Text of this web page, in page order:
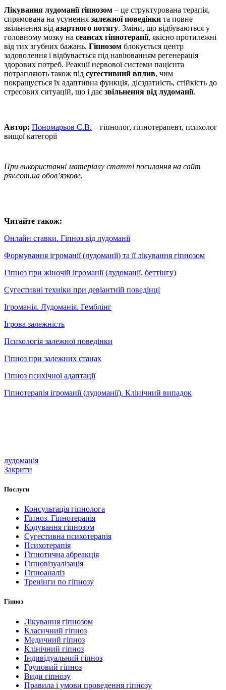
Лікування лудоманії гіпнозом – це структурована терапія,
спрямована на усунення залежної поведінки та повне
звільнення від азартного потягу. Зміни, що відбуваються у
головному мозку на сеансах гіпнотерапії, якісно протилежні
від тих згубних бажань. Гіпнозом блокується центр
задоволення і відбувається під навіюванням регенерація
здорових потреб. Реакції нервової системи пацієнта
потрапляють також під сугестивний вплив, чим
покращується їх адаптивна функція, дієздатність, стійкість до
стресових ситуацій, що і дає звільнення від лудоманії.
Автор: Пономарьов С.В. – гіпнолог, гіпнотерапевт, психолог
вищої категорії
При використанні матеріалу статті посилання на сайт
psv.com.ua обов’язкове.
Читайте також:
Онлайн ставки. Гіпноз від лудоманії
Формування ігроманії (лудоманії) та її лікування гіпнозом
Гіпноз при жіночій ігроманії (лудоманії, беттінгу)
Сугестивні техніки при девіантній поведінці
Ігроманія. Лудоманія. Гемблінг
Ігрова залежність
Психологія залежної поведінки
Гіпноз при залежних станах
Гіпноз психічної адаптації
Гіпнотерапія ігроманії (лудоманії). Клінічний випадок
лудоманія
Закрити
Послуги
Консультація гіпнолога
Гіпноз. Гіпнотерапія
Кодування гіпнозом
Сугестивна психотерапія
Психотерапія
Гіпнотична абреакція
Гіпновізуалізація
Гіпноаналіз
Тренінги по гіпнозу
Гіпноз
Лікування гіпнозом
Класичний гіпноз
Медичний гіпноз
Клінічний гіпноз
Індивідуальний гіпноз
Груповий гіпноз
Види гіпнозу
Правила і умови проведення гіпнозу